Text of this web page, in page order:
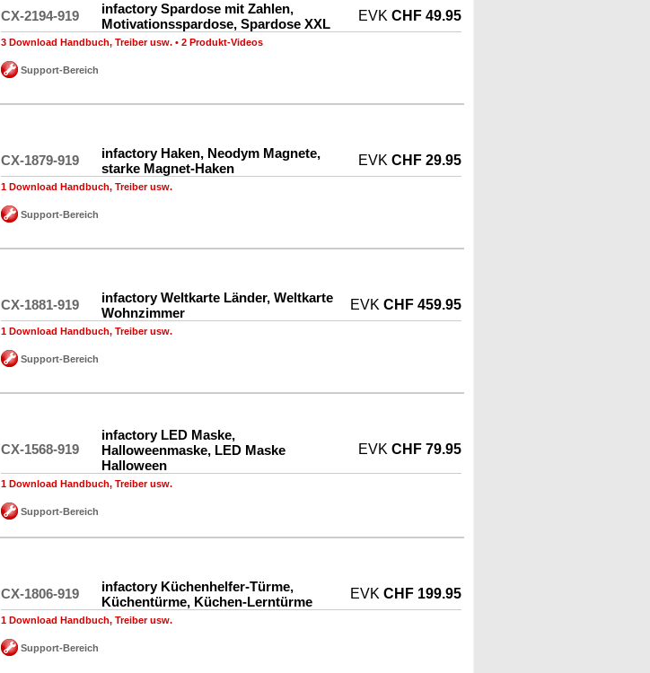
CX-2194-919
infactory Spardose mit Zahlen,
Motivationsspardose, Spardose XXL
EVK CHF 49.95
3 Download Handbuch, Treiber usw. • 2 Produkt-Videos
Support-Bereich
CX-1879-919
infactory Haken, Neodym Magnete,
starke Magnet-Haken
EVK CHF 29.95
1 Download Handbuch, Treiber usw.
Support-Bereich
CX-1881-919
infactory Weltkarte Länder, Weltkarte
Wohnzimmer
EVK CHF 459.95
1 Download Handbuch, Treiber usw.
Support-Bereich
CX-1568-919
infactory LED Maske,
Halloweenmaske, LED Maske
Halloween
EVK CHF 79.95
1 Download Handbuch, Treiber usw.
Support-Bereich
CX-1806-919
infactory Küchenhelfer-Türme,
Küchentürme, Küchen-Lerntürme
EVK CHF 199.95
1 Download Handbuch, Treiber usw.
Support-Bereich